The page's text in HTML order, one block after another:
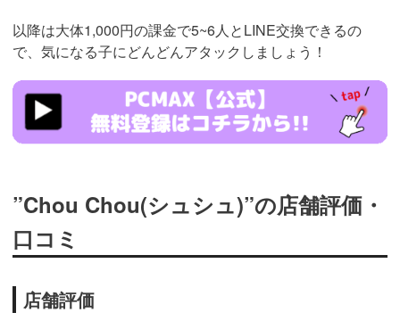
以降は大体1,000円の課金で5~6人とLINE交換できるの
で、気になる子にどんどんアタックしましょう！
https://pcmax.jp/lp/?
ad_id=rm307152
”Chou Chou(シュシュ)”の店舗評価・
口コミ
店舗評価